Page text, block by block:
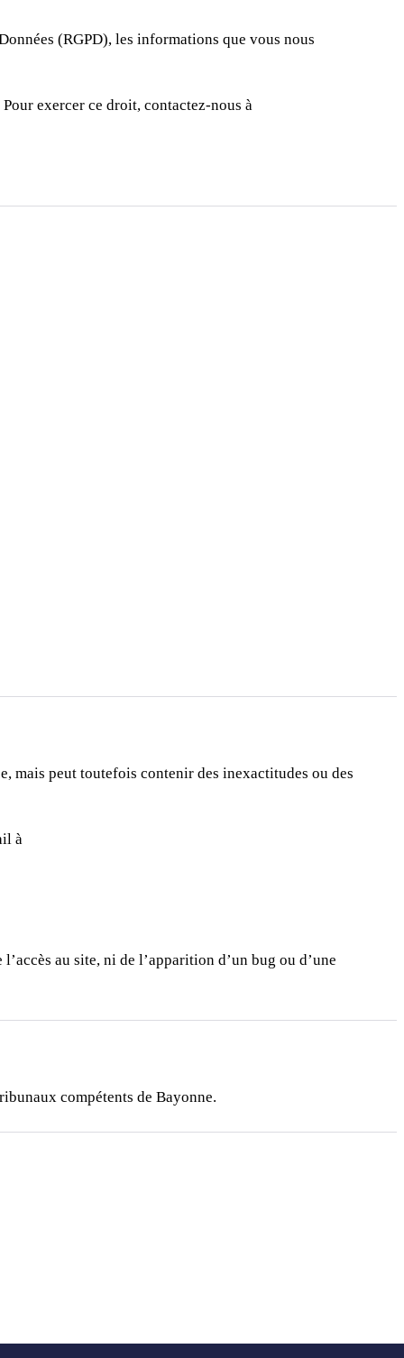
(RGPD), les informations que vous nous
exercer ce droit, contactez-nous à
mais peut toutefois contenir des inexactitudes ou des
à
au site, ni de l’apparition d’un bug ou d’une
compétents de Bayonne.